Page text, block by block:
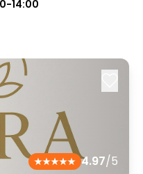
14:00
4.97/5